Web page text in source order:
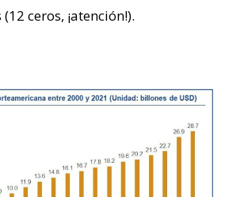
ceros, ¡atención!).